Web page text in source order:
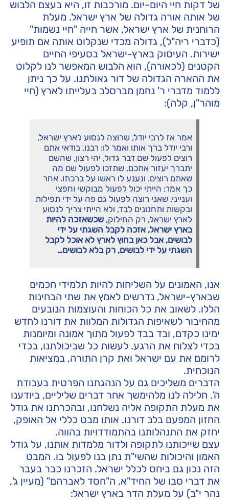
של דקות חיי היום-יום. מורכבות זו, היא בעצם הלבוש
של אותה אורה גדולה של ארץ ישראל. מעלת
הרוחנית של ארץ ישראל, אשר חייה "חיי נשמות"
(כדברי ריה"ל), גדולה מכדי שנקלוט אותה אם תופיע
ישירות. העיסוק בארץ-ישראל בסעיפי החיים
הקטנים (לכאורה), הוא הלבוש המאפשר לנו לקלוט
את ההארה הגדולה של דור גאולתנו. על כך ניתן
ללמוד מדברי ר' נחמן מברסלב בעלייתו לארץ (חיי
מוהר"ן, קלה):
אמר אז לרבי יודל, שרוצה לנסוע לארץ ישראל,
ורבי יודל ברך אותו ואמר לו: רבנו, בודאי אתם
רוצים לפעול שם דבר גדול, יהי רצון, שהשם
יתברך יעזור אתכם, שתזכו לפעול שם מה
שאתם רוצים. ונענע לו ראשו על ברכתו. אחר
כך אמר: הייתי יכול לפעול מבוקשי וחפצי
וענייני, שאני רוצה לפעול גם פה על ידי תפילות
ובקשות ותחנונים לבד, ולא הייתי צריך לנסוע
לארץ ישראל, רק החילוק, שכשאזכה להיות
בארץ ישראל, אזכה לקבל השגתי על ידי
לבושים, אבל כאן בחוץ לארץ לא אוכל לקבל
השגתי על ידי לבושים, רק בלא לבושים…
אנו, האמונים על השליחות להיות תלמידי חכמים
שבארץ-ישראל, נדרשים לאמץ את שתי הבחינות
הללו. לשאוב את כל הכוחות והעוצמות הנובעים
מהחיבור לשאיפות הגדולות המלוות את דורנו לחדש
ימינו כקדם, ובד בבד לפעול מתוך אמונה ומיומנות
בכדי לצלוח את הרגע. לעשות כל שביכולתנו, בכדי
לרומם את עם ישראל ואת קרן התורה, במציאות
הנוכחית.
הדברים משליכים גם על הנהגתנו הפרטית בעבודת
ה'. חלילה לנו מלהימשך אחר דברים שליליים, ביודענו
את מעלת התקופה אליה נשלחנו, ובהכרתנו את גודל
החזון המפעם בלב דורנו. אותו מבט כללי אל האופק,
יחזק את התנהלותנו בהתמודדויות בהווה.
עצם שייכותנו לתקופה ולדור מלמדות אותנו, על גודל
האמון והיכולות שהשי"ת נתן בנו לפעול בו. המבט
הזה נכון גם ביחס לכלל ישראל. הזכרנו כבר בעבר
את דברי סבו של החיד"א, ה"חסד לאברהם" (מעיין ג',
נהר י"ב) על מעלת הדר בארץ ישראל: